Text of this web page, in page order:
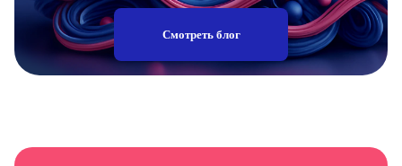
Смотреть блог